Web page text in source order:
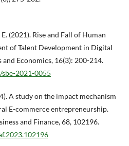
(2021). Rise and Fall of Human
of Talent Development in Digital
and Economics, 16(3): 200-214.
2021-0055
A study on the impact mechanism
E-commerce entrepreneurship.
and Finance, 68, 102196.